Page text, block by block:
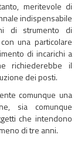
meritevole di
indispensabile
di strumento di
una particolare
di incarichi a
richiederebbe il
dei posti.
comunque una
sia comunque
che intendono
di tre anni.